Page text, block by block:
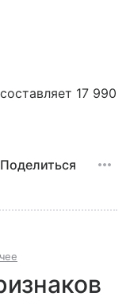
17 990
Поделиться